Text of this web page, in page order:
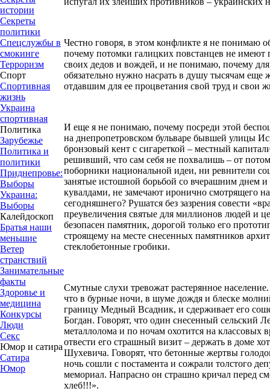
истории
Секреты
политики
Спецслужбы в
смокинге
Терроризм
Спорт
Спортивная
жизнь
Украина
спортивная
Политика
Зарубежье
Политика и
политики
Приднепровье:
Выборы
Украина:
Выборы
Калейдоскоп
Братья наши
меньшие
Ветер
странствий
Занимательные
факты
Здоровье и
медицина
Конкурсы
Люди
Секс
Юмор и сатира
Сатира
Юмор
Честно говоря, в этом конфликте я не понимаю
почему потомки галицких повстанцев не имеют
своих дедов и вождей, и не понимаю, почему
обязательно нужно насрать в душу тысячам еще
отдавшим для ее процветания свой труд и свои
И еще я не понимаю, почему посреди этой
на днепропетровском бульваре бывшей улицы
бронзовый кент с сигареткой – местный
решивший, что сам себя не похвалишь – от
поборники национальной идеи, ни ревнители
занятые истошной борьбой со вчерашним днем
кувалдами, не замечают иронично смотрящего
сегодняшнего? Рушатся без зазрения совести
преувеличения святые для миллионов людей и
безопасен памятник, дорогой только его
строящему на месте снесенных памятников
стеклобетонные гробики.
Смутные слухи тревожат растерянное
что в бурные ночи, в шуме дождя и блеске
границу Медный Всадник, и сдерживает его
Богдан. Говорят, что один снесенный сельский
металлолома и по ночам охотится на классовых
отвести его страшный визит – держать в доме
Шухевича. Говорят, что бетонные жертвы
ночь сошли с постамента и сожрали толстого
мемориал. Напрасно он страшно кричал перед
хлеб!!!».